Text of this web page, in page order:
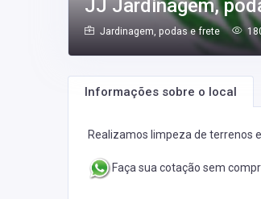
JJ Jardinagem,
Jardinagem, podas e frete
Informações sobre o local
Realizamos limpeza de terrenos
Faça sua cotação sem